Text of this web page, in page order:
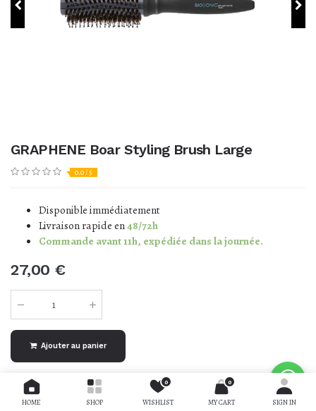
HOME SHOP WISHLIST
0
MY CART
0
SIGN IN
GRAPHENE Boar Styling Brush Large
0.0 / 5
Disponible immédiatement
Livraison rapide en48/72h
Commande avant 11h, expédiée dans la journée.
27,00 €
Ajouter au panier
AJOUTER À LA LISTE DE SOUHAITS